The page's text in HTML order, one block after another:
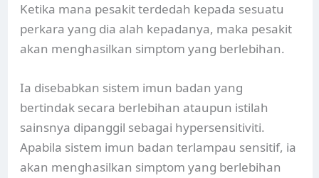
Ketika mana pesakit terdedah kepada sesuatu
perkara yang dia alah kepadanya, maka pesakit
akan menghasilkan simptom yang berlebihan.
Ia disebabkan sistem imun badan yang
bertindak secara berlebihan ataupun istilah
sainsnya dipanggil sebagai hypersensitiviti.
Apabila sistem imun badan terlampau sensitif, ia
akan menghasilkan simptom yang berlebihan